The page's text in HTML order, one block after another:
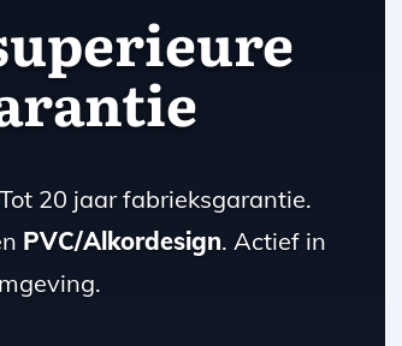
20 jaar fabrieksgarantie.
PVC/Alkordesign. Actief in